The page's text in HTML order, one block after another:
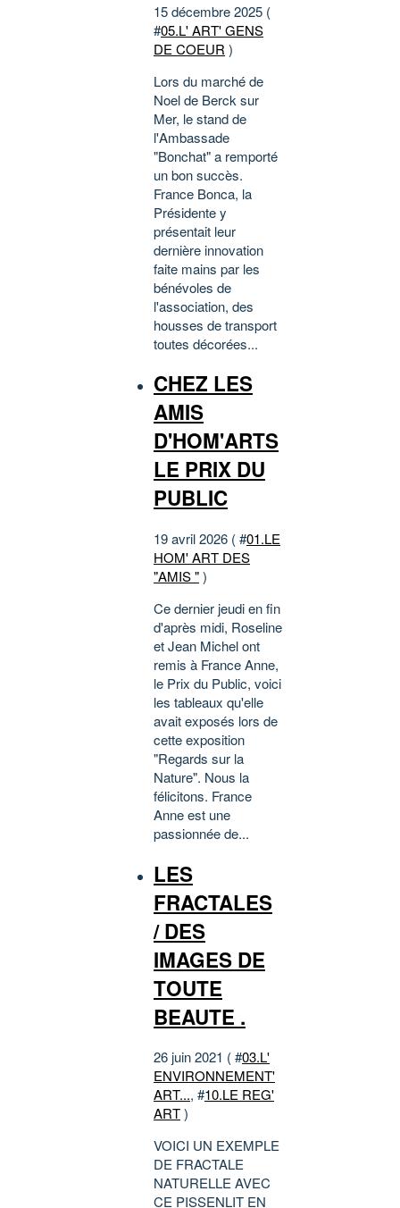
15 décembre 2025 (
#05.L' ART' GENS
DE COEUR )
Lors du marché de
Noel de Berck sur
Mer, le stand de
l'Ambassade
"Bonchat" a remporté
un bon succès.
France Bonca, la
Présidente y
présentait leur
dernière innovation
faite mains par les
bénévoles de
l'association, des
housses de transport
toutes décorées...
CHEZ LES
AMIS
D'HOM'ARTS
LE PRIX DU
PUBLIC
19 avril 2026 ( #01.LE
HOM' ART DES
"AMIS ")
Ce dernier jeudi en fin
d'après midi, Roseline
et Jean Michel ont
remis à France Anne,
le Prix du Public, voici
les tableaux qu'elle
avait exposés lors de
cette exposition
"Regards sur la
Nature". Nous la
félicitons. France
Anne est une
passionnée de...
LES
FRACTALES
/ DES
IMAGES DE
TOUTE
BEAUTE .
26 juin 2021 ( #03.L'
ENVIRONNEMENT'
ART..., #10.LE REG'
ART)
VOICI UN EXEMPLE
DE FRACTALE
NATURELLE AVEC
CE PISSENLIT EN